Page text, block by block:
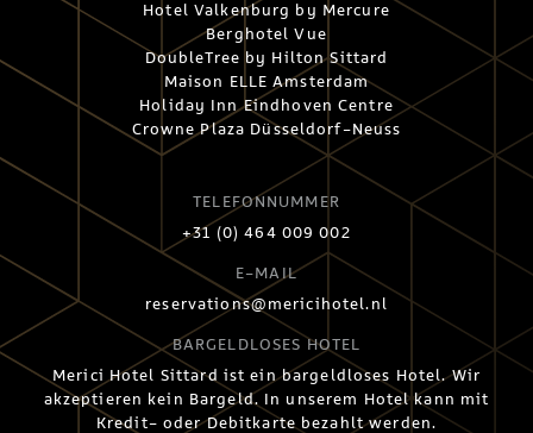
Hotel Valkenburg by Mercure
Berghotel Vue
DoubleTree by Hilton Sittard
Maison ELLE Amsterdam
Holiday Inn Eindhoven Centre
Crowne Plaza Düsseldorf-Neuss
TELEFONNUMMER
+31 (0) 464 009 002
E-MAIL
reservations@mericihotel.nl
BARGELDLOSES HOTEL
Merici Hotel Sittard ist ein bargeldloses Hotel. Wir
akzeptieren kein Bargeld. In unserem Hotel kann mit
Kredit- oder Debitkarte bezahlt werden.